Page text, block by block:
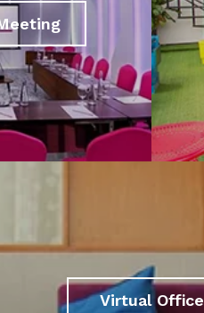
Virtual Office